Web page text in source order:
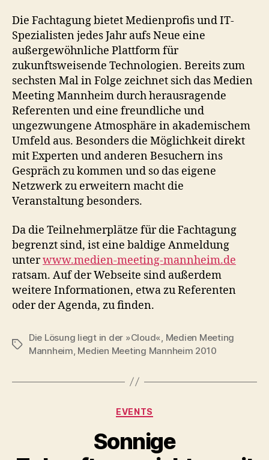
Die Fachtagung bietet Medienprofis und IT-
Spezialisten jedes Jahr aufs Neue eine
außergewöhnliche Plattform für
zukunftsweisende Technologien. Bereits zum
sechsten Mal in Folge zeichnet sich das Medien
Meeting Mannheim durch herausragende
Referenten und eine freundliche und
ungezwungene Atmosphäre in akademischem
Umfeld aus. Besonders die Möglichkeit direkt
mit Experten und anderen Besuchern ins
Gespräch zu kommen und so das eigene
Netzwerk zu erweitern macht die
Veranstaltung besonders.
Da die Teilnehmerplätze für die Fachtagung
begrenzt sind, ist eine baldige Anmeldung
unterwww.medien-meeting-mannheim.de
ratsam. Auf der Webseite sind außerdem
weitere Informationen, etwa zu Referenten
oder der Agenda, zu finden.
Tags
Die Lösung liegt in der »Cloud« Medien Meeting
Mannheim Medien Meeting Mannheim 2010
Categories
EVENTS
Sonnige